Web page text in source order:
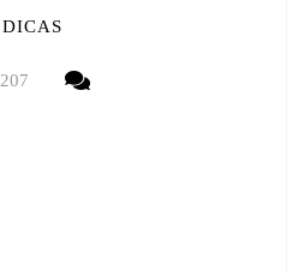
DICAS
207